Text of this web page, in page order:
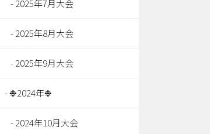
2025年7月大会
2025年8月大会
2025年9月大会
❉2024年❉
2024年10月大会